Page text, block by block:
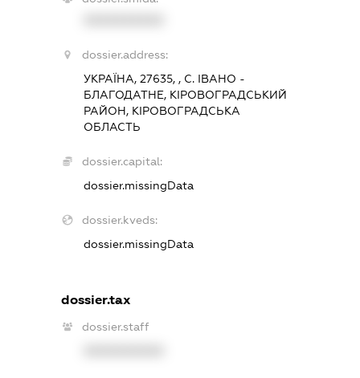
dossier.address:
УКРАЇНА, 27635, , С. ІВАНО -
БЛАГОДАТНЕ, КІРОВОГРАДСЬКИЙ
РАЙОН, КІРОВОГРАДСЬКА
ОБЛАСТЬ
dossier.capital:
dossier.missingData
dossier.kveds:
dossier.missingData
dossier.tax
dossier.staff